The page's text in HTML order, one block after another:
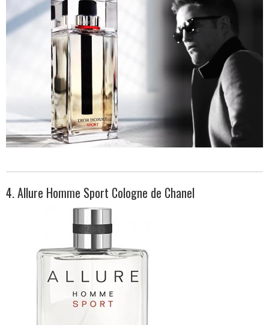
4. Allure Homme Sport Cologne de Chanel